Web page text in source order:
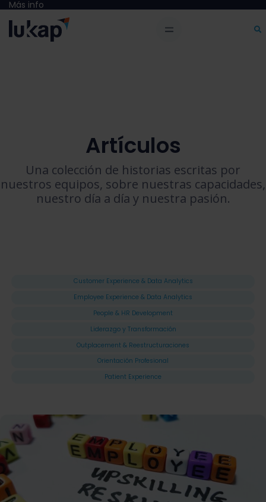
Más info
Artículos
Una colección de historias escritas por
nuestros equipos, sobre nuestras capacidades,
nuestro día a día y nuestra pasión.
Customer Experience & Data Analytics
Employee Experience & Data Analytics
People & HR Development
Liderazgo y Transformación
Outplacement & Reestructuraciones
Orientación Profesional
Patient Experience